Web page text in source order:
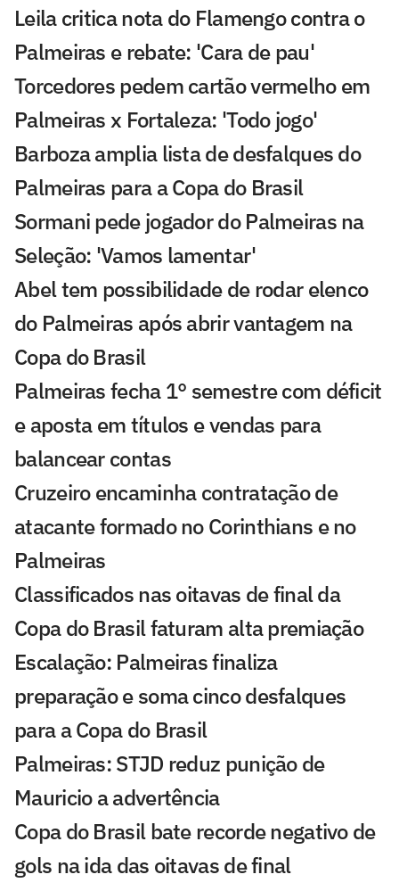
Leila critica nota do Flamengo contra o
Palmeiras e rebate: 'Cara de pau'
Torcedores pedem cartão vermelho em
Palmeiras x Fortaleza: 'Todo jogo'
Barboza amplia lista de desfalques do
Palmeiras para a Copa do Brasil
Sormani pede jogador do Palmeiras na
Seleção: 'Vamos lamentar'
Abel tem possibilidade de rodar elenco
do Palmeiras após abrir vantagem na
Copa do Brasil
Palmeiras fecha 1° semestre com déficit
e aposta em títulos e vendas para
balancear contas
Cruzeiro encaminha contratação de
atacante formado no Corinthians e no
Palmeiras
Classificados nas oitavas de final da
Copa do Brasil faturam alta premiação
Escalação: Palmeiras finaliza
preparação e soma cinco desfalques
para a Copa do Brasil
Palmeiras: STJD reduz punição de
Mauricio a advertência
Copa do Brasil bate recorde negativo de
gols na ida das oitavas de final